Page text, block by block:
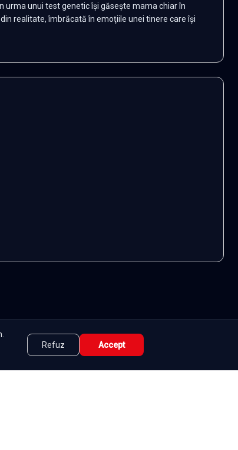
Refuz Accept
urma unui test genetic îşi găseşte mama chiar în
realitate, îmbrăcată în emoţiile unei tinere care îşi